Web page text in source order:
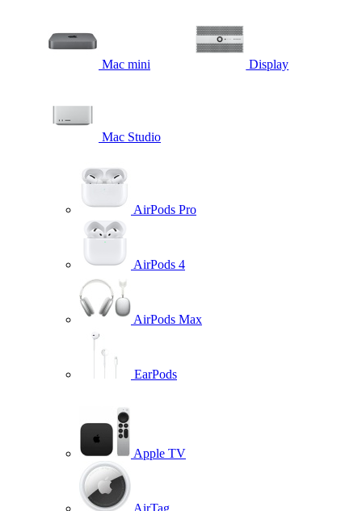
Mac mini Display
Mac Studio
AirPods Pro
AirPods 4
AirPods Max
EarPods
Apple TV